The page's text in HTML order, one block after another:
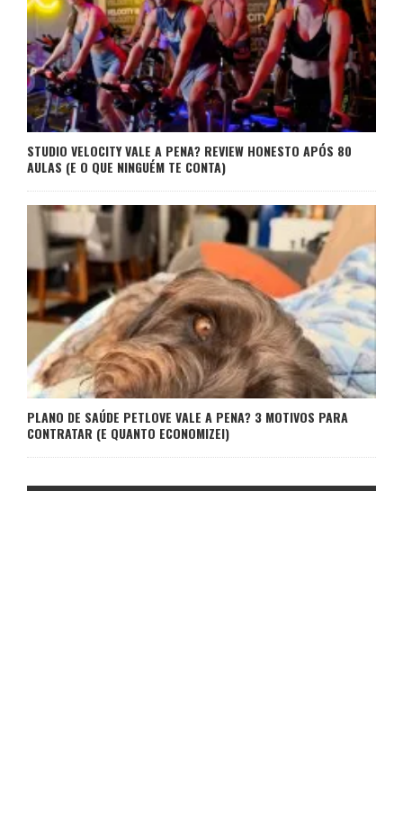
STUDIO VELOCITY VALE A PENA? REVIEW HONESTO APÓS 80
AULAS (E O QUE NINGUÉM TE CONTA)
PLANO DE SAÚDE PETLOVE VALE A PENA? 3 MOTIVOS PARA
CONTRATAR (E QUANTO ECONOMIZEI)